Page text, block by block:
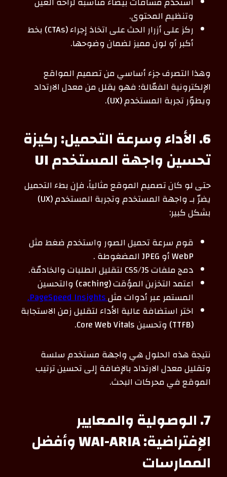
وتنظيم المحتوى.
ركز على أزرار الحث على اتخاذ إجراء (CTAs) بخط
أكبر أو لون مميز لضمان وضوحها.
وهذا التصرف جزء أساسي من تصميم المواقع
الإلكترونية الفعّالة؛ فهو يقلل من معدل الارتداد
ويطوّر تجربة المستخدم (UX).
6. الأداء وسرعة التحميل: ركيزة
تحسين واجهة المستخدم UI
حتى لو كان تصميم الموقع مثالياً، فإن بطء التحميل
يضرّ بـ واجهة المستخدم وتجربة المستخدم (UX)
بشكل كبير:
قوم سرعة تحميل الصور واستخدم ضغط مثل
WebP أو JPEG المضغوطة .
دمج ملفات CSS/JS لتقليل الطلبات والخادمّة.
اعتمد التخزين المؤقت (caching) والتحسين
المستمر عبر أدوات مثلPageSpeed Insights.
اختر استضافة عالية الأداء لتقليل زمن الاستجابة
(TTFB) وتحسين Core Web Vitals.
نتيجة هذه الحلول هي واجهة مستخدم سلسة
وتقليل معدل الارتداد بالإضافة إلى تحسين ترتيب
الموقع في محركات البحث.
7. الوصولية والمعايير
الإفتراضية: WAI-ARIA وأفضل
الممارسات